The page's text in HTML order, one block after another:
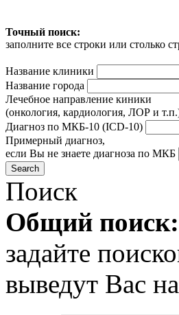
Точный поиск:
заполните все строки или столько
Название клиники
Название города
Лечебное направление киники
(онкология, кардиология, ЛОР и
Диагноз по МКБ-10 (ICD-10)
Примерный диагноз,
если Вы не знаете диагноза по МКБ
Поиск
Общий поиск:
задайте
выведут Вас